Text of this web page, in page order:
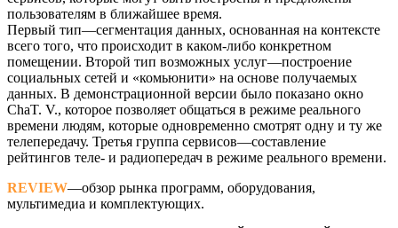
пользователям в ближайшее время.
Первый тип—сегментация данных, основанная на контексте
всего того, что происходит в каком-либо конкретном
помещении. Второй тип возможных услуг—построение
социальных сетей и «комьюнити» на основе получаемых
данных. В демонстрационной версии было показано окно
ChaT. V., которое позволяет общаться в режиме реального
времени людям, которые одновременно смотрят одну и ту же
телепередачу. Третья группа сервисов—составление
рейтингов теле- и радиопередач в режиме реального времени.
REVIEW—обзор рынка программ, оборудования,
мультимедиа и комплектующих.